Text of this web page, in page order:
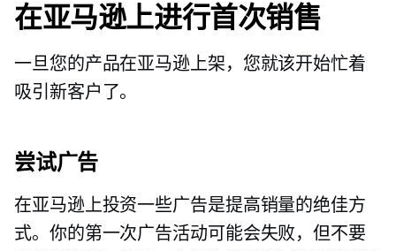
在亚马逊上进行首次销售
一旦您的产品在亚马逊上架，您就该开始忙着
吸引新客户了。
尝试广告
在亚马逊上投资一些广告是提高销量的绝佳方
式。你的第一次广告活动可能会失败，但不要